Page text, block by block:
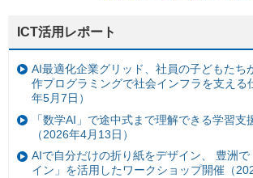
ICT活用レポート
AI最適化企業グリッド、社員の子どもたち
作プログラミングで社会インフラを支える
年5月7日）
「数学AI」で途中式まで理解できる学習支
（2026年4月13日）
AIで自分だけの折り紙をデザイン、 豊洲で
イン」を活用したワークショップ開催（